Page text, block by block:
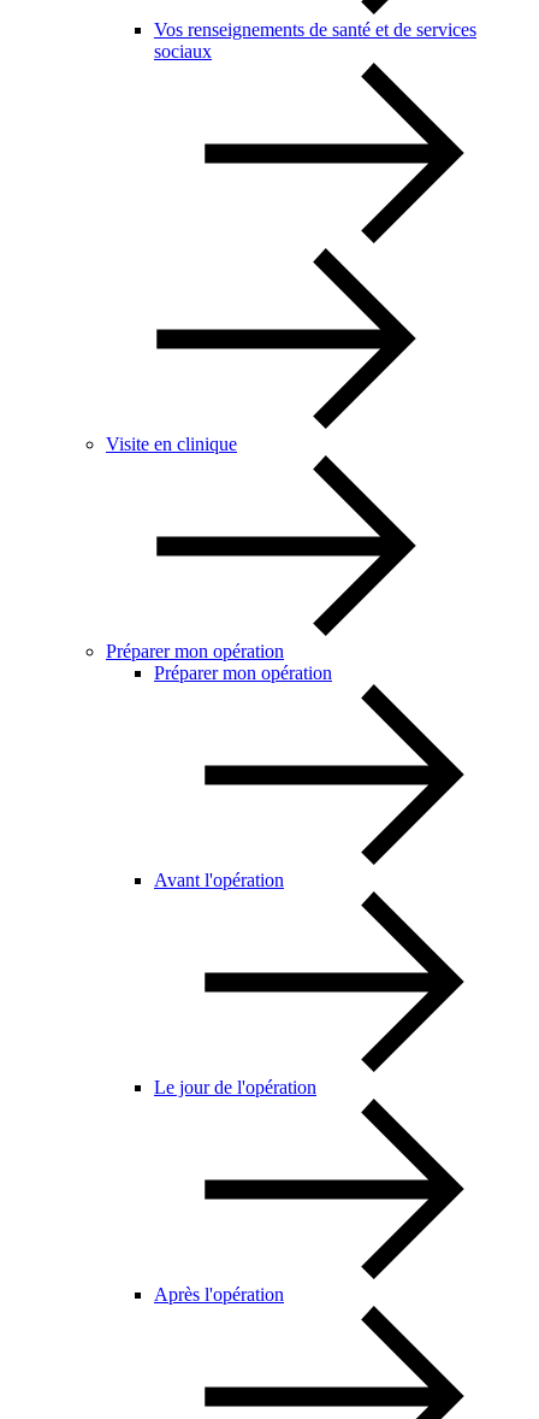
Vos renseignements de santé et de services
sociaux
Visite en clinique
Préparer mon opération
Préparer mon opération
Avant l'opération
Le jour de l'opération
Après l'opération